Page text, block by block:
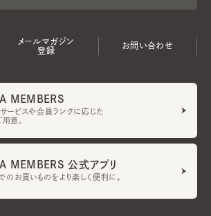
メールマガジン
登録
お問い合わせ
MEMBERS
ービスや会員ランクに応じた
意。
MEMBERS 公式アプリ
のお買いものをより楽しく便利に。